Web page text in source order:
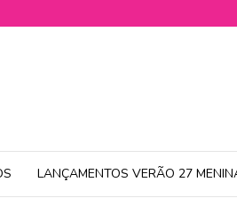
LANÇAMENTOS VERÃO 27